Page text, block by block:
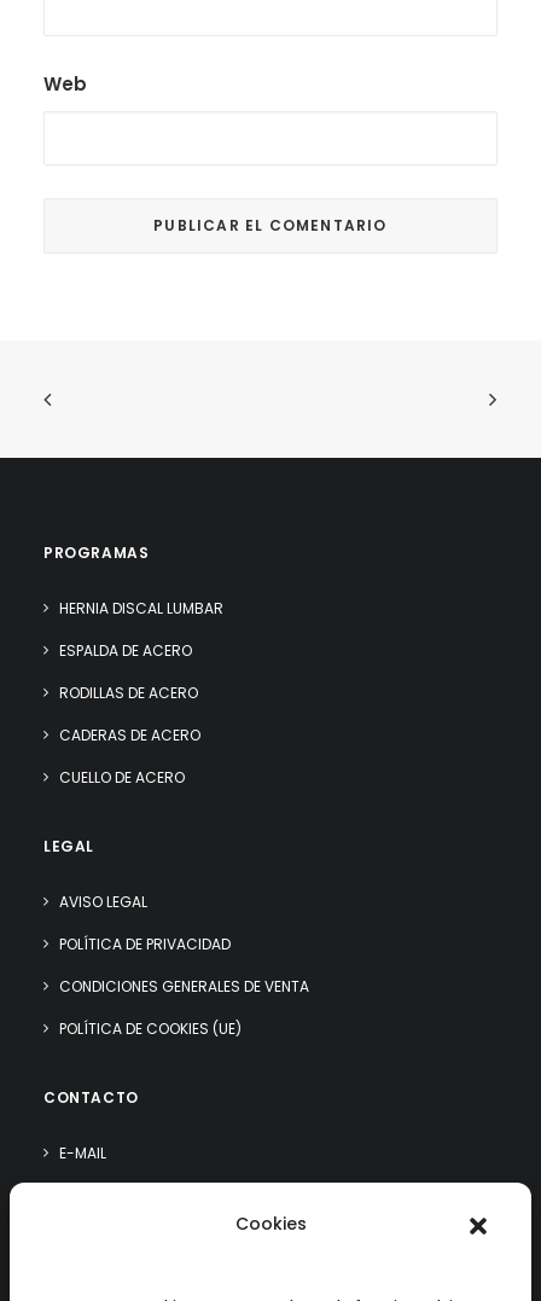
Cookies
Web
PROGRAMAS
HERNIA DISCAL LUMBAR
ESPALDA DE ACERO
RODILLAS DE ACERO
CADERAS DE ACERO
CUELLO DE ACERO
LEGAL
AVISO LEGAL
POLÍTICA DE PRIVACIDAD
CONDICIONES GENERALES DE VENTA
POLÍTICA DE COOKIES (UE)
CONTACTO
E-MAIL